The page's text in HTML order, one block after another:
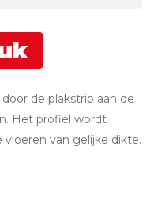
de plakstrip aan de
Het profiel wordt
van gelijke dikte.